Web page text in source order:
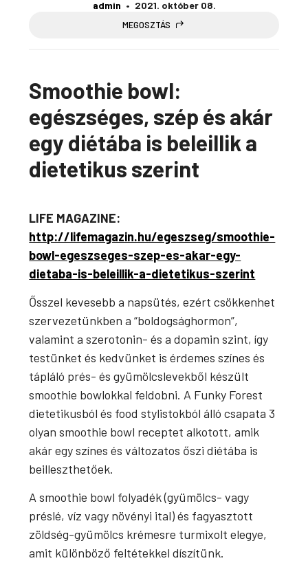
admin 2021. október 08.
MEGOSZTÁS
Smoothie bowl:
egészséges, szép és akár
egy diétába is beleillik a
dietetikus szerint
LIFE MAGAZINE:
http://lifemagazin.hu/egeszseg/smoothie-
bowl-egeszseges-szep-es-akar-egy-
dietaba-is-beleillik-a-dietetikus-szerint
Ősszel kevesebb a napsütés, ezért csökkenhet
szervezetünkben a “boldogsághormon”,
valamint a szerotonin- és a dopamin szint, így
testünket és kedvünket is érdemes színes és
tápláló prés- és gyümölcslevekből készült
smoothie bowlokkal feldobni. A Funky Forest
dietetikusból és food stylistokból álló csapata 3
olyan smoothie bowl receptet alkotott, amik
akár egy színes és változatos őszi diétába is
beilleszthetőek.
A smoothie bowl folyadék (gyümölcs- vagy
préslé, víz vagy növényi ital) és fagyasztott
zöldség-gyümölcs krémesre turmixolt elegye,
amit különböző feltétekkel díszítünk.